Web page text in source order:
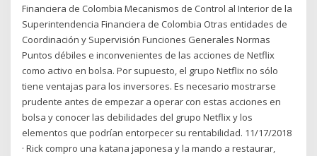
Financiera de Colombia Mecanismos de Control al Interior de la
Superintendencia Financiera de Colombia Otras entidades de
Coordinación y Supervisión Funciones Generales Normas
Puntos débiles e inconvenientes de las acciones de Netflix
como activo en bolsa. Por supuesto, el grupo Netflix no sólo
tiene ventajas para los inversores. Es necesario mostrarse
prudente antes de empezar a operar con estas acciones en
bolsa y conocer las debilidades del grupo Netflix y los
elementos que podrían entorpecer su rentabilidad. 11/17/2018
· Rick compro una katana japonesa y la mando a restaurar,